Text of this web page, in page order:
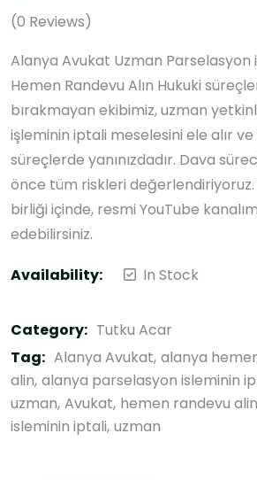
(0 Reviews)
Alanya Avukat Uzman Parselasyon
Hemen Randevu Alın Hukuki
bırakmayan ekibimiz, uzman
işleminin iptali meselesini ele alır
süreçlerde yanınızdadır. Dava
önce tüm riskleri
birliği içinde, resmi YouTube
edebilirsiniz.
Availability:
In Stock
Category: Tutku Acar
Tag: Alanya Avukat alanya
alin alanya parselasyon isleminin
uzman Avukat hemen randevu alin
isleminin iptali uzman